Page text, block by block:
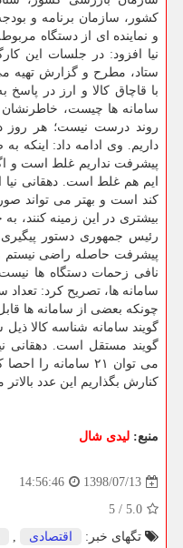
كشور، سازمان برنامه و
و نماینده ای از دستگاه
ستاد، مطرح و گزارش تهیه
با قاچاق كالا و ارز در
سامانه ها چیست، خاطرنشان
روند درست نیست؛ هر روز
داریم. وی ادامه داد: اینكه
پیشرفت نداریم غلط است و
ایم هم غلط است. دهقانی
كند است و بهتر می تواند
بیشتری در این زمینه كنند،
رئیس جمهوری دستور
پیشرفت حاصله راضی نیستم و
نافی زحمات دستگاه ها
سامانه ها، تصریح كرد: تعداد
چونكه بعضی از سامانه ها
گویند سامانه شناسه كالا
گویند مستقل است. دهقانی
می توان ۲۱ سامانه
كنارش بگذاریم این عدد بالاتر
منبع: لیدی شال
1398/07/13
14:56:46
5.0
/
5
تگهای خبر:
اقتصادی ,